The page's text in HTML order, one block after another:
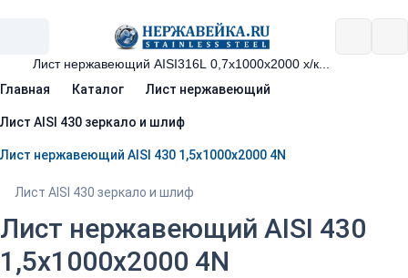
Главная Каталог Лист нержавеющий
Лист AISI 430 зеркало и шлиф
Лист нержавеющий AISI 430 1,5х1000х2000 4N
Лист AISI 430 зеркало и шлиф
Лист нержавеющий AISI 430
1,5х1000х2000 4N